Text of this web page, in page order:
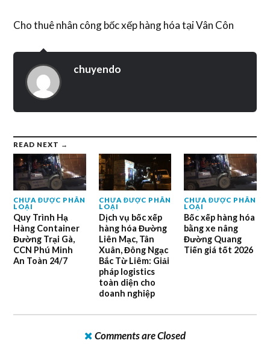
Cho thuê nhân công bốc xếp hàng hóa tại Vân Côn
chuyendo
READ NEXT →
CHƯA ĐƯỢC PHÂN
LOẠI
Quy Trình Hạ
Hàng Container
Đường Trại Gà,
CCN Phú Minh
An Toàn 24/7
CHƯA ĐƯỢC PHÂN
LOẠI
Dịch vụ bốc xếp
hàng hóa Đường
Liên Mạc, Tân
Xuân, Đông Ngạc
Bắc Từ Liêm: Giải
pháp logistics
toàn diện cho
doanh nghiệp
CHƯA ĐƯỢC PHÂN
LOẠI
Bốc xếp hàng hóa
bằng xe nâng
Đường Quang
Tiến giá tốt 2026
Comments are Closed